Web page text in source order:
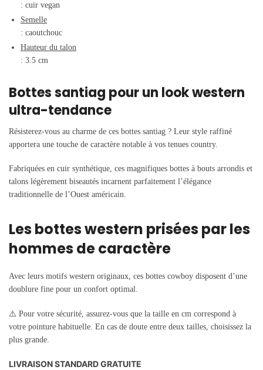
: cuir vegan
Semelle
: caoutchouc
Hauteur du talon
: 3.5 cm
Bottes santiag pour un look western
ultra-tendance
Résisterez-vous au charme de ces bottes santiag ? Leur style raffiné
apportera une touche de caractère notable à vos tenues country.
Fabriquées en cuir synthétique, ces magnifiques bottes à bouts arrondis et
talons légèrement biseautés incarnent parfaitement l’élégance
traditionnelle de l’Ouest américain.
Les bottes western prisées par les
hommes de caractère
Avec leurs motifs western originaux, ces bottes cowboy disposent d’une
doublure fine pour un confort optimal.
⚠️ Pour votre sécurité, assurez-vous que la taille en cm correspond à
votre pointure habituelle. En cas de doute entre deux tailles, choisissez la
plus grande.
LIVRAISON STANDARD GRATUITE